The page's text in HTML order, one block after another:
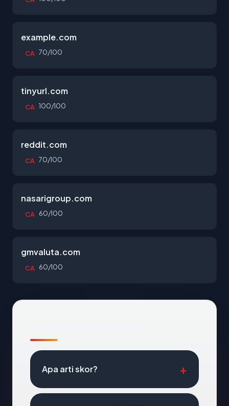
example.com
CA 70/100
tinyurl.com
CA 100/100
reddit.com
CA 70/100
nasarigroup.com
CA 60/100
gmvaluta.com
CA 60/100
Apa arti skor?